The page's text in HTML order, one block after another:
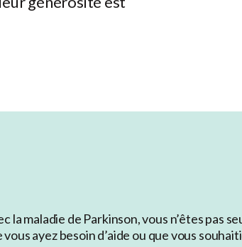
maladie de Parkinson, vous n’êtes pas
ayez besoin d’aide ou que vous